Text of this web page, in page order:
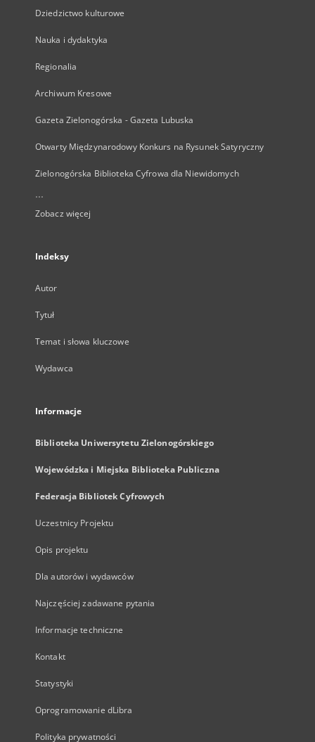
Dziedzictwo kulturowe
Nauka i dydaktyka
Regionalia
Archiwum Kresowe
Gazeta Zielonogórska - Gazeta Lubuska
Otwarty Międzynarodowy Konkurs na Rysunek Satyryczny
Zielonogórska Biblioteka Cyfrowa dla Niewidomych
...
Zobacz więcej
Indeksy
Autor
Tytuł
Temat i słowa kluczowe
Wydawca
Informacje
Biblioteka Uniwersytetu Zielonogórskiego
Wojewódzka i Miejska Biblioteka Publiczna
Federacja Bibliotek Cyfrowych
Uczestnicy Projektu
Opis projektu
Dla autorów i wydawców
Najczęściej zadawane pytania
Informacje techniczne
Kontakt
Statystyki
Oprogramowanie dLibra
Polityka prywatności